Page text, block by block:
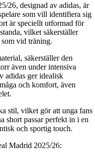
26, designad av adidas, är
som vill identifiera sig
är speciellt utformad för
vilket säkerställer
vid träning.
säkerställer den
även under intensiva
adidas ger idealisk
och komfort, även
stil, vilket gör att unga fans
short passar perfekt in i en
och sportig touch.
Madrid 2025/26: